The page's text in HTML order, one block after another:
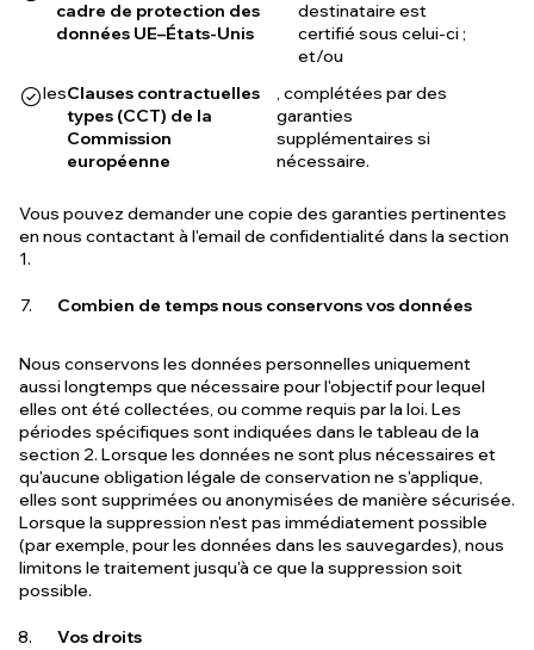
cadre de protection des
données UE–États-Unis
destinataire est
certifié sous celui-ci ;
et/ou
lesClauses contractuelles
types (CCT) de la
Commission
européenne
, complétées par des
garanties
supplémentaires si
nécessaire.
Vous pouvez demander une copie des garanties pertinentes
en nous contactant à l'email de confidentialité dans la section
1.
Combien de temps nous conservons vos données
Nous conservons les données personnelles uniquement
aussi longtemps que nécessaire pour l'objectif pour lequel
elles ont été collectées, ou comme requis par la loi. Les
périodes spécifiques sont indiquées dans le tableau de la
section 2. Lorsque les données ne sont plus nécessaires et
qu'aucune obligation légale de conservation ne s'applique,
elles sont supprimées ou anonymisées de manière sécurisée.
Lorsque la suppression n'est pas immédiatement possible
(par exemple, pour les données dans les sauvegardes), nous
limitons le traitement jusqu'à ce que la suppression soit
possible.
Vos droits